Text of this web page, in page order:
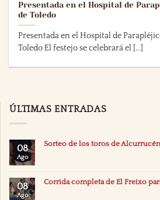
Presentada en el Hospital de
de Toledo
Presentada en el Hospital de
Toledo El festejo se celebrará el [...]
ÚLTIMAS ENTRADAS
08
Ago
Sorteo de los toros de
08
Ago
Corrida completa de El Freixo